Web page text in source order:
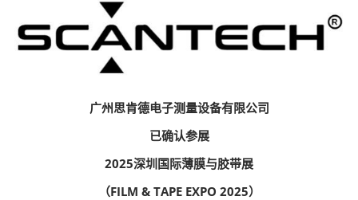
广州思肯德电子测量设备有限公司
已确认参展
2025深圳国际薄膜与胶带展
（FILM & TAPE EXPO 2025）